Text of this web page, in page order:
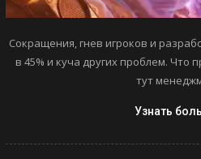
Сокращения, гнев игроков и
в 45% и куча других проблем. Что
тут
Узнать